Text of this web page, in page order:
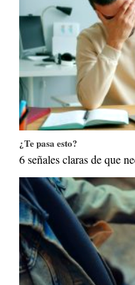
¿Te pasa esto?
6 señales claras de que